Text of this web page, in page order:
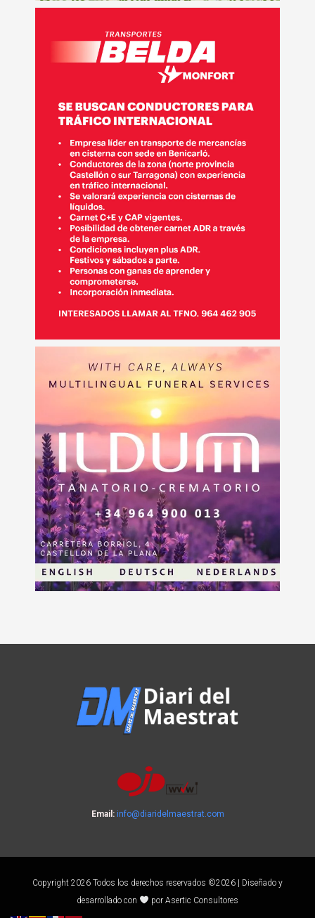
Email: info@diaridelmaestrat.com
Copyright 2026 Todos los derechos reservados ©2026 | Diseñado y
desarrollado con
por Asertic Consultores